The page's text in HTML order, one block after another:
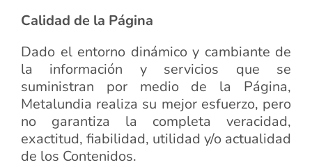
Calidad de la Página
Dado el entorno dinámico y cambiante de
la información y servicios que se
suministran por medio de la Página,
Metalundia realiza su mejor esfuerzo, pero
no garantiza la completa veracidad,
exactitud, fiabilidad, utilidad y/o actualidad
de los Contenidos.